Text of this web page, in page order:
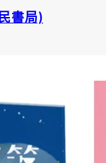
書局)